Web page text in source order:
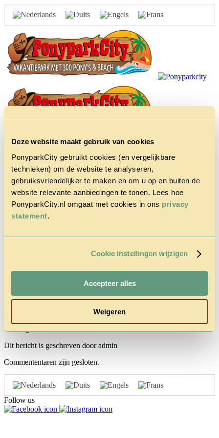
Deze website maakt gebruik van cookies
PonyparkCity gebruikt cookies (en vergelijkbare
technieken) om de website te analyseren,
gebruiksvriendelijker te maken en om u op en buiten de
website relevante aanbiedingen te tonen. Lees hoe
PonyparkCity.nl omgaat met cookies in ons privacy
statement.
Cookie instellingen wijzigen
Accepteer alles
Weigeren
Het Park
Cowboy
Actie
Herfstvakantie
Vragen &
Contact
Tarieven &
oktober 27, 2015 4:39 pm Gepubliceerd dooradmin
Gecategoriseerd in :
Dit bericht is geschreven door admin
Commententaren zijn gesloten.
Follow us